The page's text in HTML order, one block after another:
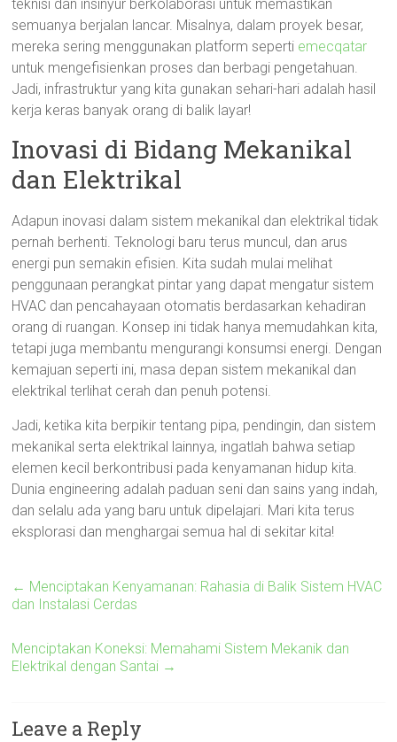
teknisi dan insinyur berkolaborasi untuk memastikan
semuanya berjalan lancar. Misalnya, dalam proyek besar,
mereka sering menggunakan platform seperti emecqatar
untuk mengefisienkan proses dan berbagi pengetahuan.
Jadi, infrastruktur yang kita gunakan sehari-hari adalah hasil
kerja keras banyak orang di balik layar!
Inovasi di Bidang Mekanikal
dan Elektrikal
Adapun inovasi dalam sistem mekanikal dan elektrikal tidak
pernah berhenti. Teknologi baru terus muncul, dan arus
energi pun semakin efisien. Kita sudah mulai melihat
penggunaan perangkat pintar yang dapat mengatur sistem
HVAC dan pencahayaan otomatis berdasarkan kehadiran
orang di ruangan. Konsep ini tidak hanya memudahkan kita,
tetapi juga membantu mengurangi konsumsi energi. Dengan
kemajuan seperti ini, masa depan sistem mekanikal dan
elektrikal terlihat cerah dan penuh potensi.
Jadi, ketika kita berpikir tentang pipa, pendingin, dan sistem
mekanikal serta elektrikal lainnya, ingatlah bahwa setiap
elemen kecil berkontribusi pada kenyamanan hidup kita.
Dunia engineering adalah paduan seni dan sains yang indah,
dan selalu ada yang baru untuk dipelajari. Mari kita terus
eksplorasi dan menghargai semua hal di sekitar kita!
← Menciptakan Kenyamanan: Rahasia di Balik Sistem HVAC
dan Instalasi Cerdas
Menciptakan Koneksi: Memahami Sistem Mekanik dan
Elektrikal dengan Santai →
Leave a Reply